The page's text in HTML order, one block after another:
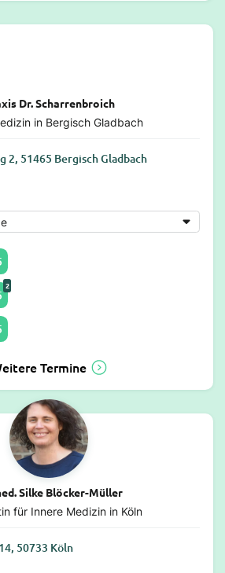
Dr. Scharrenbroich
in Bergisch Gladbach
2, 51465 Bergisch Gladbach
2
Termine
Silke Blöcker-Müller
für Innere Medizin in Köln
50733 Köln